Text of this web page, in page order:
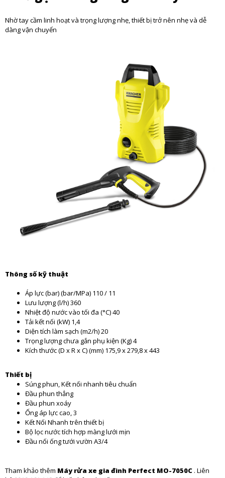
Nhờ tay cầm linh hoạt và trọng lượng nhẹ, thiết bị trở nên nhẹ và dễ
dàng vận chuyển
Thông số kỹ thuật
Áp lực (bar) (bar/MPa) 110 / 11
Lưu lượng (l/h)360
Nhiệt độ nước vào tối đa (°C)40
Tải kết nối (kW) 1,4
Diện tích làm sạch (m2/h)20
Trọng lượng chưa gắn phụ kiện (Kg)4
Kích thước (D x R x C) (mm) 175,9 x 279,8 x 443
Thiết bị
Súng phun, Kết nối nhanh tiêu chuẩn
Đầu phun thẳng
Đầu phun xoáy
Ống áp lực cao, 3
Kết Nối Nhanh trên thiết bị
Bộ lọc nước tích hợp màng lưới mịn
Đầu nối ống tưới vườn A3/4
Tham khảo thêm Máy rửa xe gia đình Perfect MO-7050C . Liên